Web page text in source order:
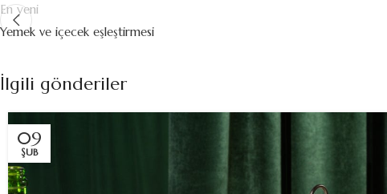
En yeni
Yemek ve içecek eşleştirmesi
İlgili gönderiler
09
ŞUB